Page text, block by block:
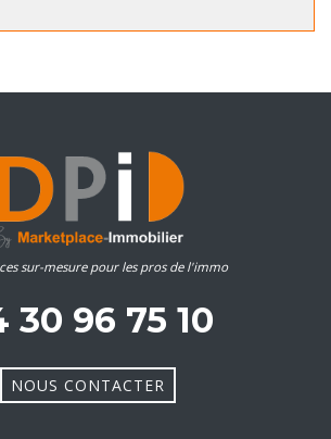
sur-mesure pour les pros de l'immo
30 96 75 10
NOUS CONTACTER